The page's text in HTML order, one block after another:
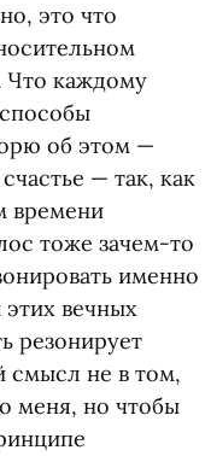
это что
Что каждому
об этом —
— так, как
времени
тоже зачем-то
именно
вечных
резонирует
смысл не в том,
меня, но чтобы